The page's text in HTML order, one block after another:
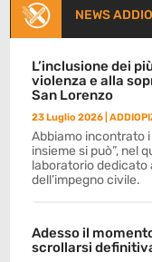
NEWS
L’inclusione dei
violenza e alla
San Lorenzo
23 Luglio 2026 |
Abbiamo incontrato i
insieme si può”, nel
laboratorio dedicato
dell’impegno civile.
Adesso il
scrollarsi